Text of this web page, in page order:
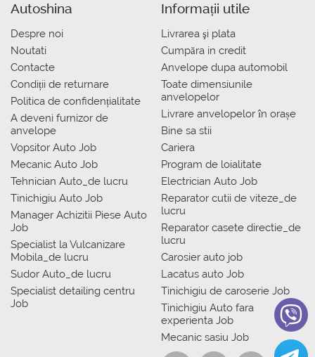
Autoshina
Despre noi
Noutati
Contacte
Condiții de returnare
Politica de confidențialitate
A deveni furnizor de
anvelope
Vopsitor Auto Job
Mecanic Auto Job
Tehnician Auto_de lucru
Tinichigiu Auto Job
Manager Achizitii Piese Auto
Job
Specialist la Vulcanizare
Mobila_de lucru
Sudor Auto_de lucru
Specialist detailing centru
Job
Informații utile
Livrarea şi plata
Сumpăra in credit
Anvelope dupa automobil
Toate dimensiunile
anvelopelor
Livrare anvelopelor în orașe
Bine sa stii
Cariera
Program de loialitate
Electrician Auto Job
Reparator cutii de viteze_de
lucru
Reparator casete directie_de
lucru
Carosier auto job
Lacatus auto Job
Tinichigiu de caroserie Job
Tinichigiu Auto fara
experienta Job
Mecanic sasiu Job